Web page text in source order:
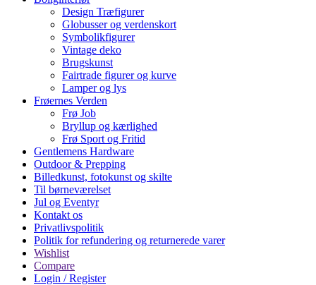
Design Træfigurer
Globusser og verdenskort
Symbolikfigurer
Vintage deko
Brugskunst
Fairtrade figurer og kurve
Lamper og lys
Frøernes Verden
Frø Job
Bryllup og kærlighed
Frø Sport og Fritid
Gentlemens Hardware
Outdoor & Prepping
Billedkunst, fotokunst og skilte
Til børneværelset
Jul og Eventyr
Kontakt os
Privatlivspolitik
Politik for refundering og returnerede varer
Wishlist
Compare
Login / Register